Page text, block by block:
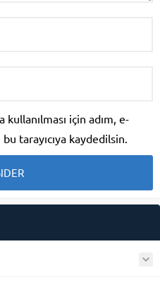
için adım, e-
tarayıcıya kaydedilsin.